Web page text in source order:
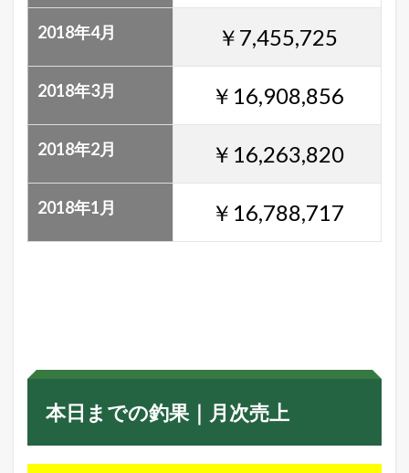
2018年4月 ￥7,455,725
2018年3月 ￥16,908,856
2018年2月 ￥16,263,820
2018年1月 ￥16,788,717
本日までの釣果｜月次売上